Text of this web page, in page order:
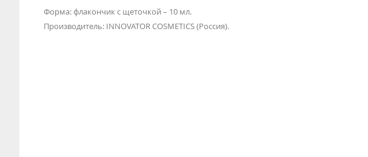
Форма: флакончик с щеточкой – 10 мл.
Производитель: INNOVATOR COSMETICS (Россия).